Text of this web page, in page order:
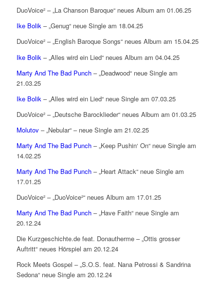
DuoVoice² – „La Chanson Baroque“ neues Album am 01.06.25
Ike Bolik– „Genug“ neue Single am 18.04.25
DuoVoice² – „English Baroque Songs“ neues Album am 15.04.25
Ike Bolik – „Alles wird ein Lied“ neues Album am 04.04.25
Marty And The Bad Punch– „Deadwood“ neue Single am
21.03.25
Ike Bolik – „Alles wird ein Lied“ neue Single am 07.03.25
DuoVoice² – „Deutsche Barocklieder“ neues Album am 01.03.25
Molutov – „Nebular“ – neue Single am 21.02.25
Marty And The Bad Punch– „Keep Pushin‘ On“ neue Single am
14.02.25
Marty And The Bad Punch– „Heart Attack“ neue Single am
17.01.25
DuoVoice² – „DuoVoice²“ neues Album am 17.01.25
Marty And The Bad Punch– „Have Faith“ neue Single am
20.12.24
Die Kurzgeschichte.de feat. Donautherme – „Ottis grosser
Auftritt“ neues Hörspiel am 20.12.24
Rock Meets Gospel – „S.O.S. feat. Nana Petrossi & Sandrina
Sedona“ neue Single am 20.12.24